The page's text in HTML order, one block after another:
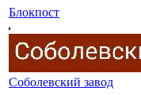
Блокпост
Соболевский завод